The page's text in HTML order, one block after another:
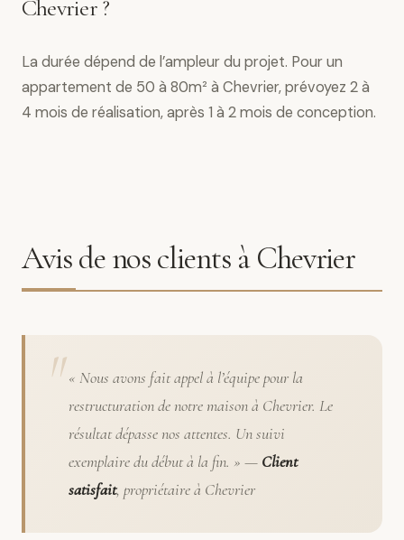
Chevrier ?
La durée dépend de l’ampleur du projet. Pour un
appartement de 50 à 80m² à Chevrier, prévoyez 2 à
4 mois de réalisation, après 1 à 2 mois de conception.
Avis de nos clients à Chevrier
« Nous avons fait appel à l’équipe pour la
restructuration de notre maison à Chevrier. Le
résultat dépasse nos attentes. Un suivi
exemplaire du début à la fin. » — Client
satisfait, propriétaire à Chevrier